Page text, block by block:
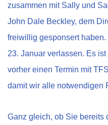
zusammen mit Sally und
John Dale Beckley, dem
freiwillig gesponsert
23. Januar verlassen. Es
vorher einen Termin mit
damit wir alle notwendigen
Ganz gleich, ob Sie bereits